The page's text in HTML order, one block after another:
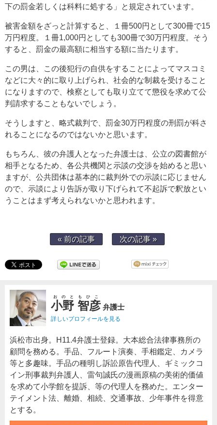
下の罰金若しくは科料に処する」と規定されています。
被害金額をざっと計算すると、１冊500円として300冊で15
万円程度。１冊1,000円としても300冊で30万円程度。そう
すると、罰金の最高額に相当する額に当たります。
この男は、この後犯行の自供をすることによってマスコミ
などに大々的に取り上げられ、社会的な制裁を受けること
になりますので、検察としても取り立てて懲役を求めて公
判請求することもないでしょう。
そうしますと、略式裁判で、罰金30万円程度の刑罰が科さ
れることになるのではないかと思います。
もちろん、彼の弁護人となった弁護士は、公立の図書館が
相手となるため、各公共機関と示談の交渉を始めると思い
ますが、公共団体は基本的に裁判外での示談に応じません
ので、示談により告訴が取り下げられて不起訴で釈放とい
うことはまず考えられないかと思われます。
« 前の記事 次の記事 »
小野 智彦
おのともひこ
弁護士
詳しいプロフィールを見る
浜松市出身。H11.4弁護士登録。大本総合法律事務所の
顧問を務める。手品、フルート演奏、手相鑑定、カメラ
等と多趣味。手品の種明し訴訟原告代理人、ギミックコ
イン刑事裁判弁護人、雷句誠氏の漫画原稿の美術的価値
を求めて小学館を提訴、等の代理人を務めた。エンター
テイメント法、離婚、相続、交通事故、少年事件を得意
とする。